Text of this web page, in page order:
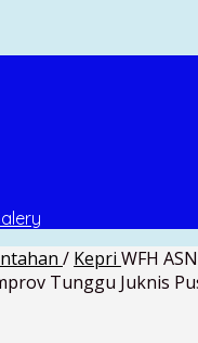
/ Kepri WFH
Tunggu Juknis